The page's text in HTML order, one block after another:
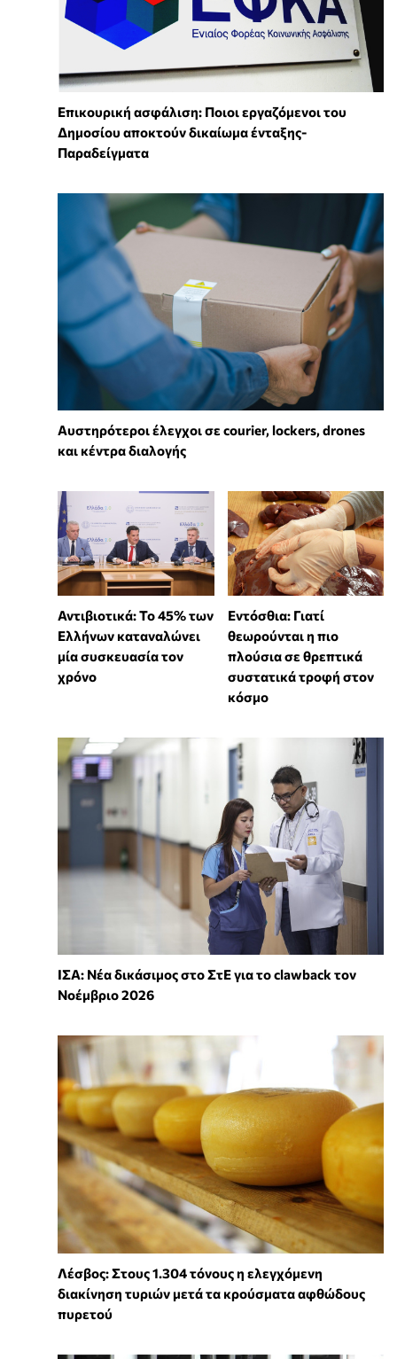
Επικουρική ασφάλιση: Ποιοι εργαζόμενοι του
Δημοσίου αποκτούν δικαίωμα ένταξης-
Παραδείγματα
Αυστηρότεροι έλεγχοι σε courier, lockers, drones
και κέντρα διαλογής
Αντιβιοτικά: Το 45% των
Ελλήνων καταναλώνει
μία συσκευασία τον
χρόνο
Εντόσθια: Γιατί
θεωρούνται η πιο
πλούσια σε θρεπτικά
συστατικά τροφή στον
κόσμο
ΙΣΑ: Νέα δικάσιμος στο ΣτΕ για το clawback τον
Νοέμβριο 2026
Λέσβος: Στους 1.304 τόνους η ελεγχόμενη
διακίνηση τυριών μετά τα κρούσματα αφθώδους
πυρετού